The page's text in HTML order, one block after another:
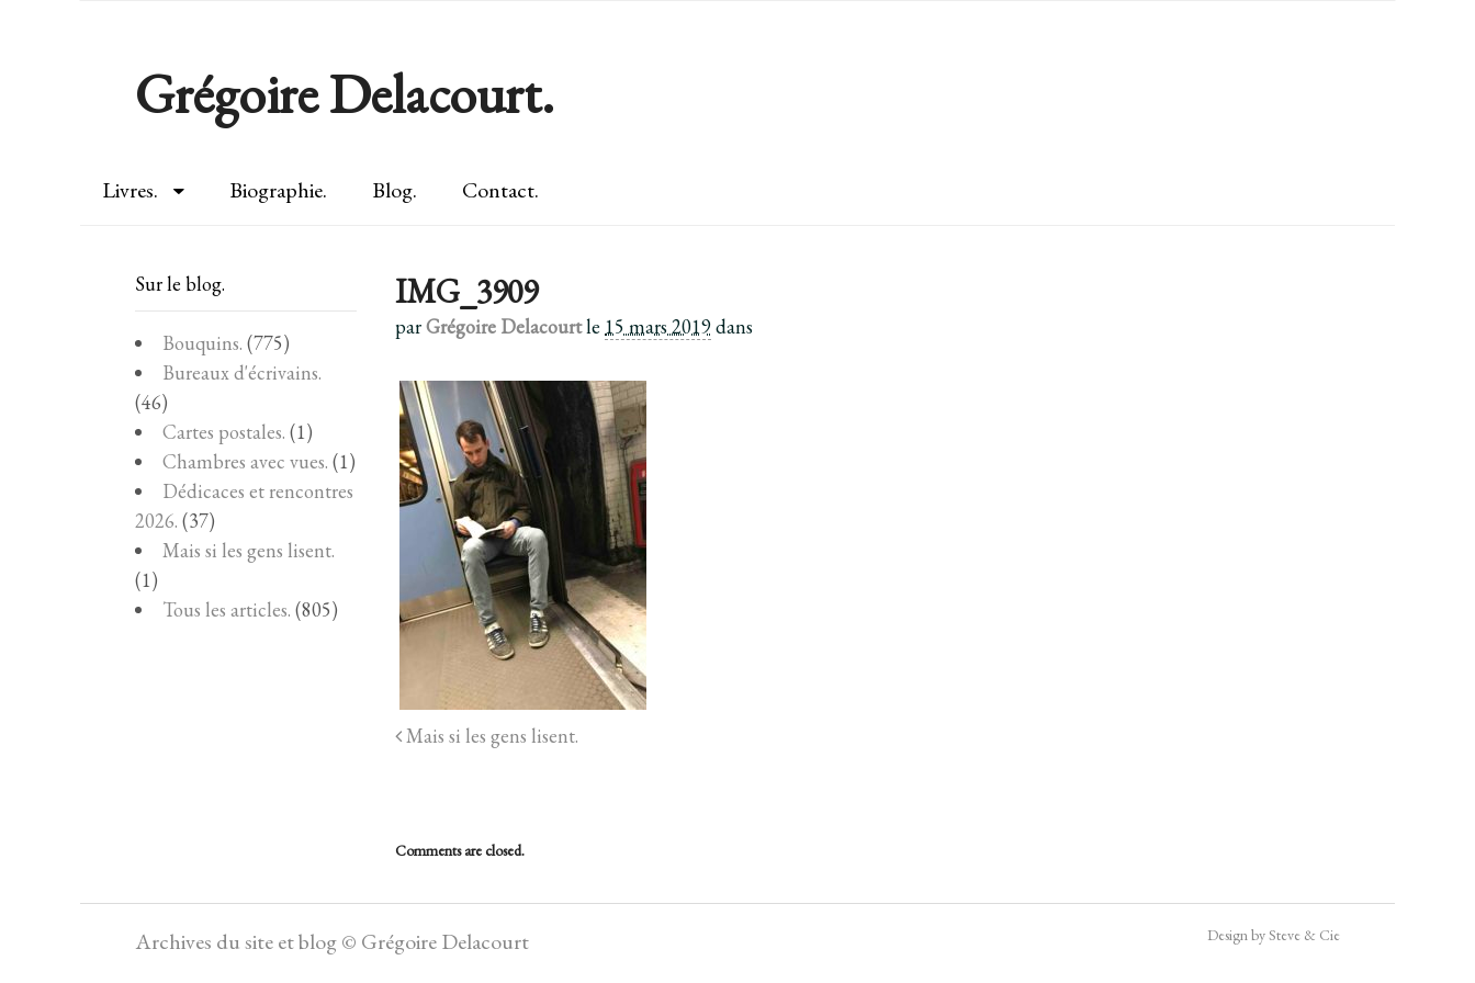
Grégoire Delacourt.
Livres. Biographie. Blog. Contact.
IMG_3909
parGrégoire Delacourtle 15 mars 2019dans
Mais si les gens lisent.
Comments are closed.
Sur le blog.
Bouquins. (775)
Bureaux d'écrivains.
(46)
Cartes postales. (1)
Chambres avec vues. (1)
Dédicaces et rencontres
2026. (37)
Mais si les gens lisent.
(1)
Tous les articles. (805)
Archives du site et blog © Grégoire Delacourt Design by Steve & Cie